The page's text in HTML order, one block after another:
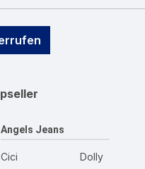
Angels Jeans
Cici
Dolly